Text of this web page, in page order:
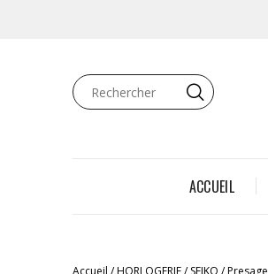
ACCUEIL
Accueil HORLOGERIE SEIKO Presage